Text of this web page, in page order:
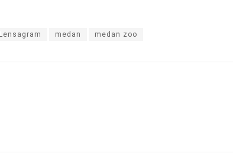
Lensagram medan medan zoo